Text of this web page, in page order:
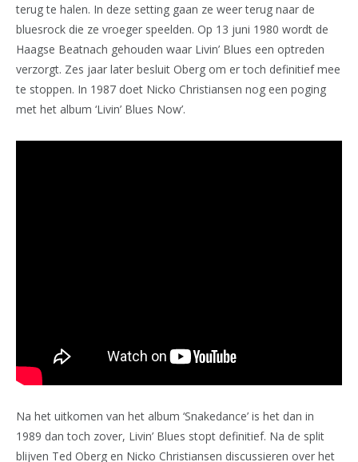
terug te halen. In deze setting gaan ze weer terug naar de
bluesrock die ze vroeger speelden. Op 13 juni 1980 wordt de
Haagse Beatnach gehouden waar Livin’ Blues een optreden
verzorgt. Zes jaar later besluit Oberg om er toch definitief mee
te stoppen. In 1987 doet Nicko Christiansen nog een poging
met het album ‘Livin’ Blues Now’.
Na het uitkomen van het album ‘Snakedance’ is het dan in
1989 dan toch zover, Livin’ Blues stopt definitief. Na de split
blijven Ted Oberg en Nicko Christiansen discussieren over het